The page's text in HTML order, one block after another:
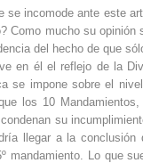
se incomode ante este
Como mucho su opinión
del hecho de que
en él el reflejo de la
se impone sobre el
los 10
su
llegar a la
mandamiento. Lo que